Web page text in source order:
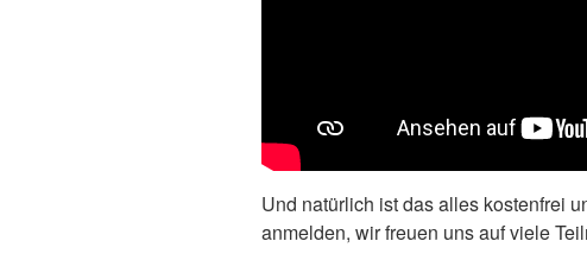
Und natürlich ist das alles kostenfrei
anmelden, wir freuen uns auf viele